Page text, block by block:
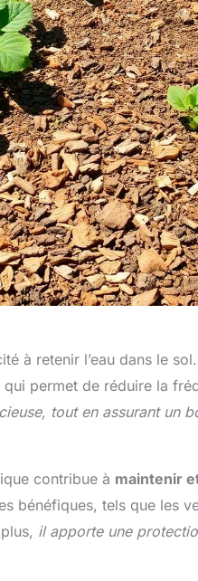
à retenir l’eau dans le
qui permet de réduire la
tout en assurant un
contribue à maintenir
bénéfiques, tels que les
il apporte une